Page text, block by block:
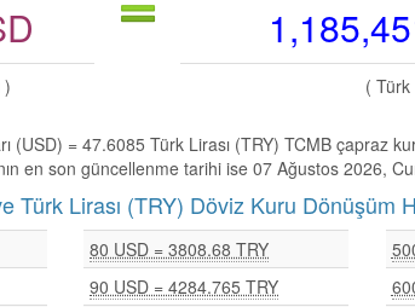
) ( Türk
(USD) = 47.6085 Türk Lirası (TRY) TCMB çapraz
en son güncellenme tarihi ise 07 Ağustos 2026,
Türk Lirası (TRY) Döviz Kuru Dönüşüm
80 USD = 3808.68 TRY
90 USD = 4284.765 TRY